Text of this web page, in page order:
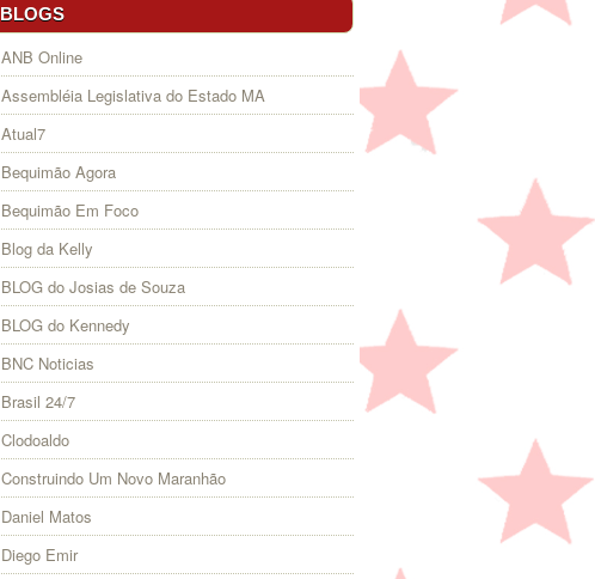
BLOGS
ANB Online
Assembléia Legislativa do Estado MA
Atual7
Bequimão Agora
Bequimão Em Foco
Blog da Kelly
BLOG do Josias de Souza
BLOG do Kennedy
BNC Noticias
Brasil 24/7
Clodoaldo
Construindo Um Novo Maranhão
Daniel Matos
Diego Emir